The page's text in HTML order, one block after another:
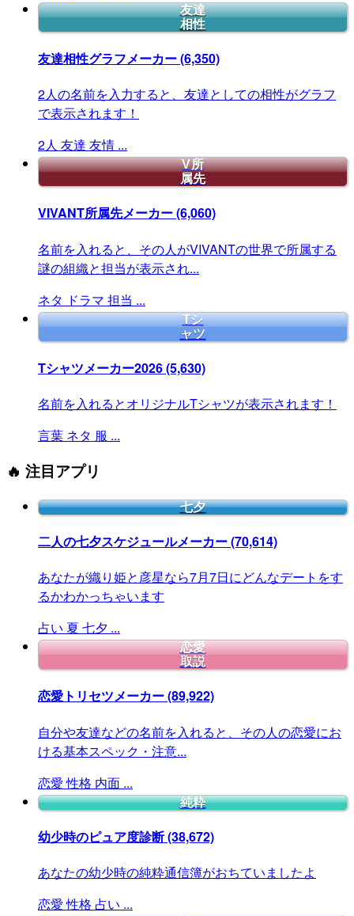
友達
相性
友達相性グラフメーカー(6,350)
2人の名前を入力すると、友達としての相性がグラフ
で表示されます！
2人 友達 友情 ...
V所
属先
VIVANT所属先メーカー(6,060)
名前を入れると、その人がVIVANTの世界で所属する
謎の組織と担当が表示され...
ネタ ドラマ 担当 ...
Tシ
ャツ
Tシャツメーカー2026(5,630)
名前を入れるとオリジナルTシャツが表示されます！
言葉 ネタ 服 ...
🔥 注目アプリ
七夕
二人の七夕スケジュールメーカー(70,614)
あなたが織り姫と彦星なら7月7日にどんなデートをす
るかわかっちゃいます
占い 夏 七夕 ...
恋愛
取説
恋愛トリセツメーカー(89,922)
自分や友達などの名前を入れると、その人の恋愛にお
ける基本スペック・注意...
恋愛 性格 内面 ...
純粋
幼少時のピュア度診断(38,672)
あなたの幼少時の純粋通信簿がおちていましたよ
恋愛 性格 占い ...